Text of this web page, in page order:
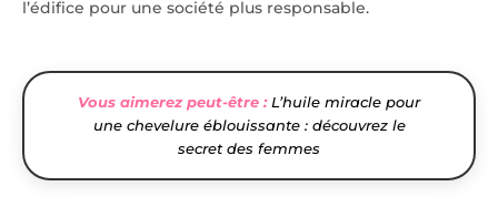
l’édifice pour une société plus responsable.
Vous aimerez peut-être : L’huile miracle pour
une chevelure éblouissante : découvrez le
secret des femmes